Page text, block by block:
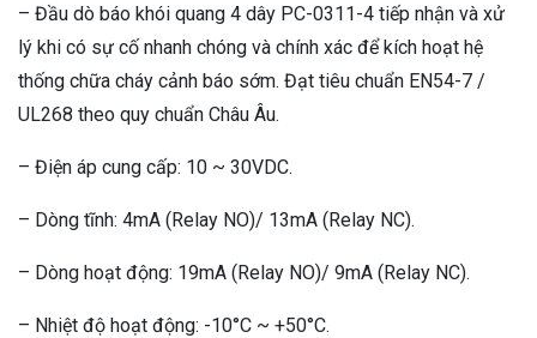
– Đầu dò báo khói quang 4 dây PC-0311-4 tiếp nhận và xử
lý khi có sự cố nhanh chóng và chính xác để kích hoạt hệ
thống chữa cháy cảnh báo sớm. Đạt tiêu chuẩn EN54-7 /
UL268 theo quy chuẩn Châu Âu.
– Điện áp cung cấp: 10 ~ 30VDC.
– Dòng tĩnh: 4mA (Relay NO)/ 13mA (Relay NC).
– Dòng hoạt động: 19mA (Relay NO)/ 9mA (Relay NC).
– Nhiệt độ hoạt động: -10°C ~ +50°C.